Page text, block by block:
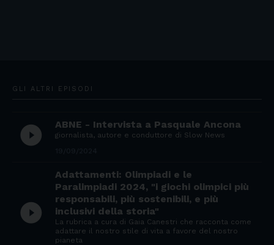
GLI ALTRI EPISODI
play_circle_filled ABNE - Intervista a Pasquale Ancona
giornalista, autore e conduttore di Slow News
play_circle_filled
Adattamenti: Olimpiadi e le
Paralimpiadi 2024, "i giochi olimpici più
responsabili, più sostenibili, e più
inclusivi della storia"
La rubrica a cura di Gaia Canestri che racconta come
adattare il nostro stile di vita a favore del nostro
pianeta